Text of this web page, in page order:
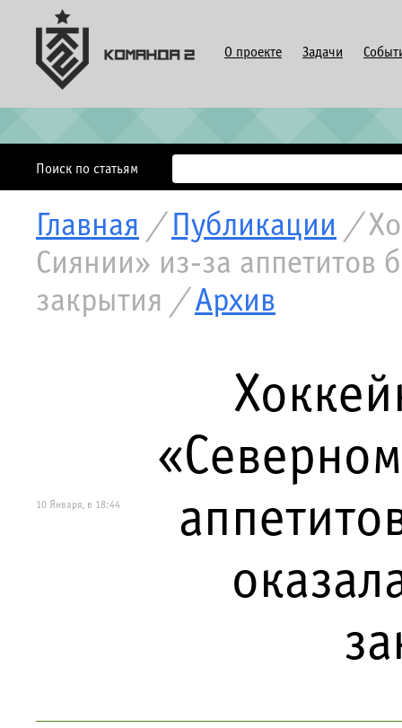
О проекте Задачи
Поиск по статьям
Главная / Публикации /
Сиянии» из-за аппетитов
закрытия / Архив
10 Января, в 18:44